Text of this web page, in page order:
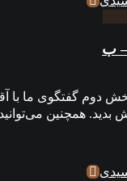
گفتگوی ما با
همچنین